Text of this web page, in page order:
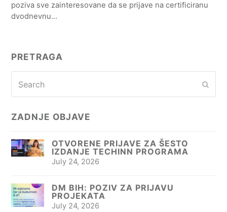
poziva sve zainteresovane da se prijave na certificiranu
dvodnevnu…
PRETRAGA
ZADNJE OBJAVE
OTVORENE PRIJAVE ZA ŠESTO
IZDANJE TECHINN PROGRAMA
July 24, 2026
DM BIH: POZIV ZA PRIJAVU
PROJEKATA
July 24, 2026